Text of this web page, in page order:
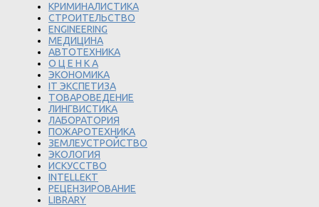
КРИМИНАЛИСТИКА
СТРОИТЕЛЬСТВО
ENGINEERING
МЕДИЦИНА
АВТОТЕХНИКА
О Ц Е Н К А
ЭКОНОМИКА
IT ЭКСПЕТИЗА
ТОВАРОВЕДЕНИЕ
ЛИНГВИСТИКА
ЛАБОРАТОРИЯ
ПОЖАРОТЕХНИКА
ЗЕМЛЕУСТРОЙСТВО
ЭКОЛОГИЯ
ИСКУССТВО
INTELLEKT
РЕЦЕНЗИРОВАНИЕ
LIBRARY